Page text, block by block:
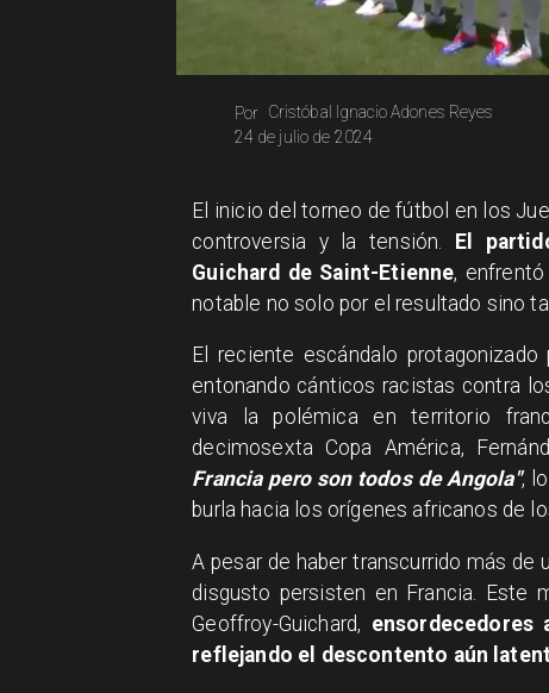
Cristóbal Ignacio Adones Reyes
Por
24 de julio de 2024
El inicio del torneo de fútbol en los
controversia y la tensión.
El
Guichard de Saint-Etienne,
notable no solo por el resultado sino
El reciente escándalo
entonando cánticos racistas contra
viva la polémica en territorio
decimosexta Copa América,
Francia pero son todos de Angola",
burla hacia los orígenes africanos de
A pesar de haber transcurrido más
disgusto persisten en Francia. Este
Geoffroy-Guichard, ensordecedores
reflejando el descontento aún